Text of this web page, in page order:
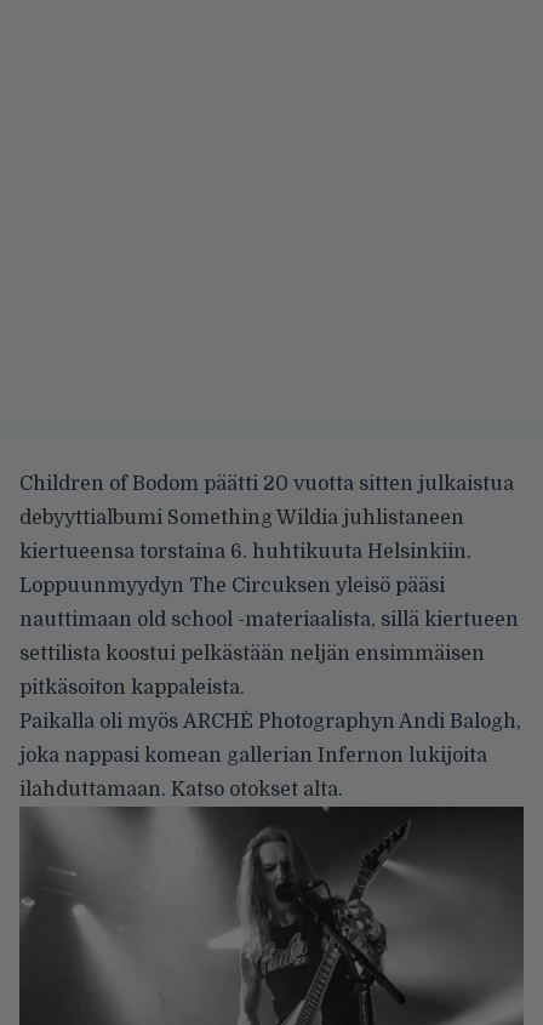
Children of Bodom päätti 20 vuotta sitten julkaistua
debyyttialbumi Something Wildia juhlistaneen
kiertueensa torstaina 6. huhtikuuta Helsinkiin.
Loppuunmyydyn The Circuksen yleisö pääsi
nauttimaan old school -materiaalista, sillä kiertueen
settilista koostui pelkästään neljän ensimmäisen
pitkäsoiton kappaleista.
Paikalla oli myös ARCHÈ Photographyn Andi Balogh,
joka nappasi komean gallerian Infernon lukijoita
ilahduttamaan. Katso otokset alta.